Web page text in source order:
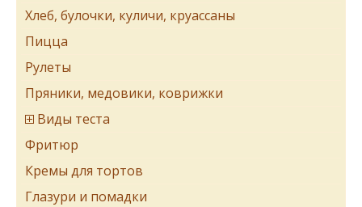
Хлеб, булочки, куличи, круассаны
Пицца
Рулеты
Пряники, медовики, коврижки
Виды теста
Фритюр
Кремы для тортов
Глазури и помадки